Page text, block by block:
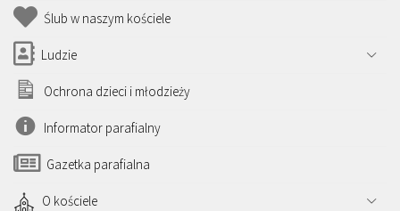
Ślub w naszym kościele
Ludzie
Ochrona dzieci i młodzieży
Informator parafialny
Gazetka parafialna
O kościele